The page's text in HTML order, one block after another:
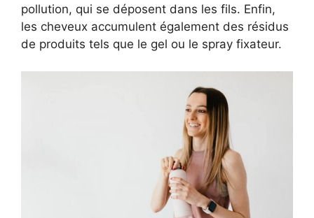
pollution, qui se déposent dans les fils. Enfin,
les cheveux accumulent également des résidus
de produits tels que le gel ou le spray fixateur.